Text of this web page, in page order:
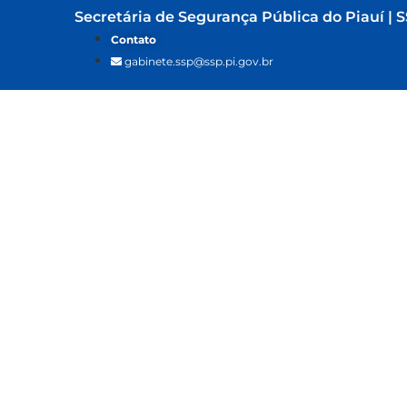
Secretária de Segurança Pública do Piauí |
Contato
gabinete.ssp@ssp.pi.gov.br